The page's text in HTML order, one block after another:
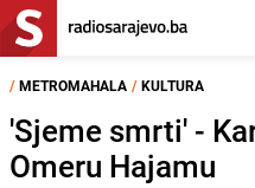
/ METROMAHALA / KULTURA
'Sjeme smrti' -
Omeru Hajamu